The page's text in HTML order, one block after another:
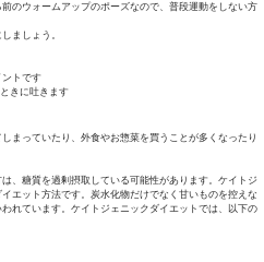
のウォームアップのポーズなので、普段運動をしない方
ましょう。
ントです
きに吐きます
まっていたり、外食やお惣菜を買うことが多くなったり
、糖質を過剰摂取している可能性があります。ケイトジ
エット方法です。炭水化物だけでなく甘いものを控えな
れています。ケイトジェニックダイエットでは、以下の